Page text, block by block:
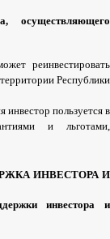
,осуществляющего
реинвестировать
территории Республики
инвестор пользуется в
и льготами,
ИНВЕСТОРА И
инвестора
и